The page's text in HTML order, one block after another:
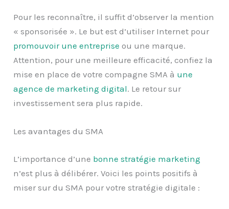
Pour les reconnaître, il suffit d’observer la mention
« sponsorisée ». Le but est d’utiliser Internet pour
promouvoir une entreprise ou une marque.
Attention, pour une meilleure efficacité, confiez la
mise en place de votre compagne SMA à une
agence de marketing digital. Le retour sur
investissement sera plus rapide.
Les avantages du SMA
L’importance d’une bonne stratégie marketing
n’est plus à délibérer. Voici les points positifs à
miser sur du SMA pour votre stratégie digitale :